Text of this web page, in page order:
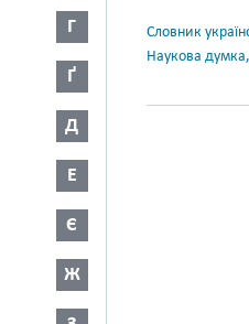
Г
Ґ
Д
Е
Є
Ж
Словник
Наукова